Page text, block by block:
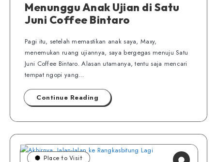
Menunggu Anak Ujian di Satu
Juni Coffee Bintaro
Pagi itu, setelah memastikan anak saya, Maxy,
menemukan ruang ujiannya, saya bergegas menuju Satu
Juni Coffee Bintaro. Alasan utamanya, tentu saja mencari
tempat ngopi yang…
Continue Reading
Place to Visit